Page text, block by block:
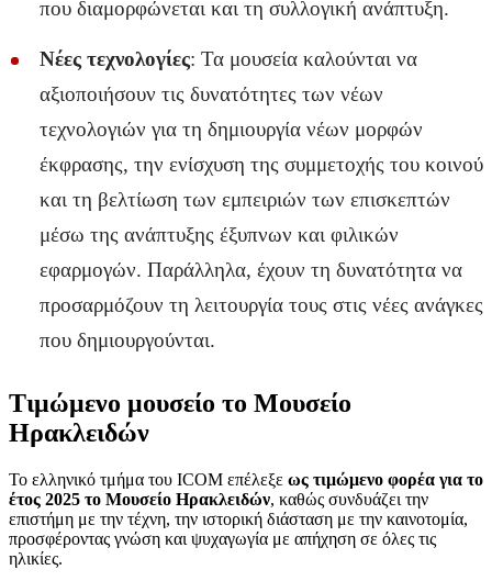
που διαμορφώνεται και τη συλλογική ανάπτυξη.
Νέες τεχνολογίες: Τα μουσεία καλούνται να
αξιοποιήσουν τις δυνατότητες των νέων
τεχνολογιών για τη δημιουργία νέων μορφών
έκφρασης, την ενίσχυση της συμμετοχής του κοινού
και τη βελτίωση των εμπειριών των επισκεπτών
μέσω της ανάπτυξης έξυπνων και φιλικών
εφαρμογών. Παράλληλα, έχουν τη δυνατότητα να
προσαρμόζουν τη λειτουργία τους στις νέες ανάγκες
που δημιουργούνται.
Τιμώμενο μουσείο το Μουσείο
Ηρακλειδών
Το ελληνικό τμήμα του ICOM επέλεξε ως τιμώμενο φορέα για το
έτος 2025 το Μουσείο Ηρακλειδών, καθώς συνδυάζει την
επιστήμη με την τέχνη, την ιστορική διάσταση με την καινοτομία,
προσφέροντας γνώση και ψυχαγωγία με απήχηση σε όλες τις
ηλικίες.